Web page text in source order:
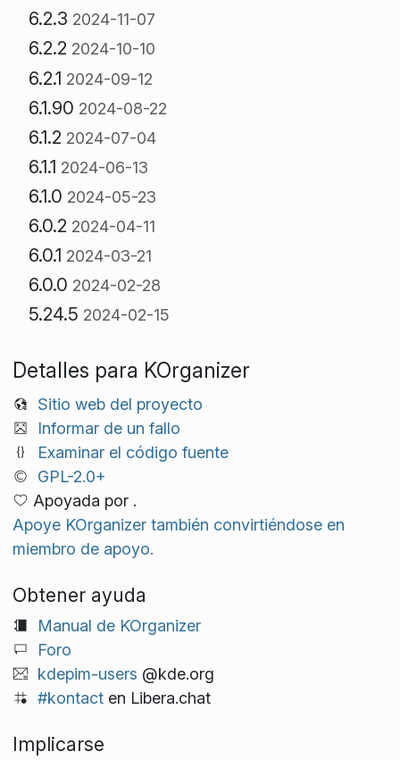
6.2.3 2024-11-07
6.2.2 2024-10-10
6.2.1 2024-09-12
6.1.90 2024-08-22
6.1.2 2024-07-04
6.1.1 2024-06-13
6.1.0 2024-05-23
6.0.2 2024-04-11
6.0.1 2024-03-21
6.0.0 2024-02-28
5.24.5 2024-02-15
Detalles para KOrganizer
Sitio web del proyecto
Informar de un fallo
Examinar el código fuente
GPL-2.0+
Apoyada por .
Apoye KOrganizer también convirtiéndose en
miembro de apoyo.
Obtener ayuda
Manual de KOrganizer
Foro
kdepim-users @kde.org
#kontacten Libera.chat
Implicarse